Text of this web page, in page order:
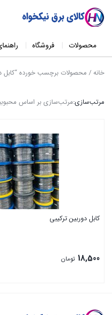
محصولات فروشگاه
خانه/ محصولات برچسب خورده “کابل
مرتب‌سازی:مرتب‌سازی بر اساس
کابل دوربین ترکیبی
18,500 تومان